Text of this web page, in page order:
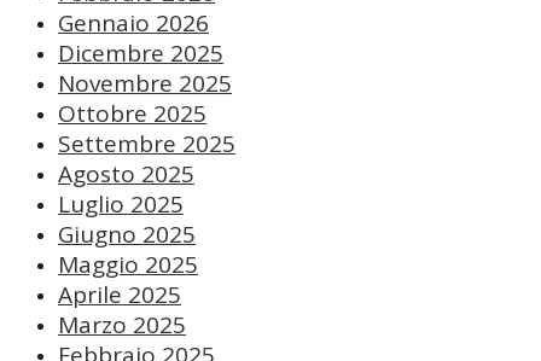
Gennaio 2026
Dicembre 2025
Novembre 2025
Ottobre 2025
Settembre 2025
Agosto 2025
Luglio 2025
Giugno 2025
Maggio 2025
Aprile 2025
Marzo 2025